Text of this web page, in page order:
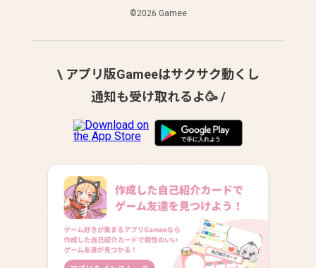
©︎2026 Gamee
\ アプリ版Gameeはサクサク動くし
通知も受け取れるよ🥳 /